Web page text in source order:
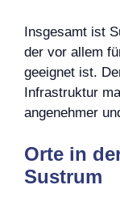
Insgesamt ist
der vor allem
geeignet ist.
Infrastruktur
angenehmer
Orte in
Sustrum